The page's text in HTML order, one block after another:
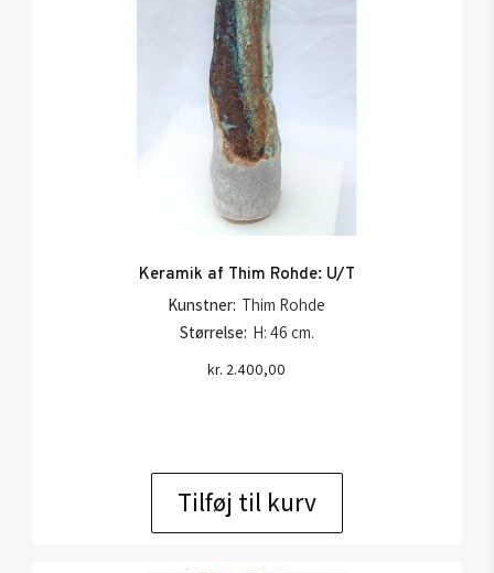
Keramik af Thim Rohde: U/T
Kunstner: Thim Rohde
Størrelse: H: 46 cm.
kr. 2.400,00
Tilføj til kurv